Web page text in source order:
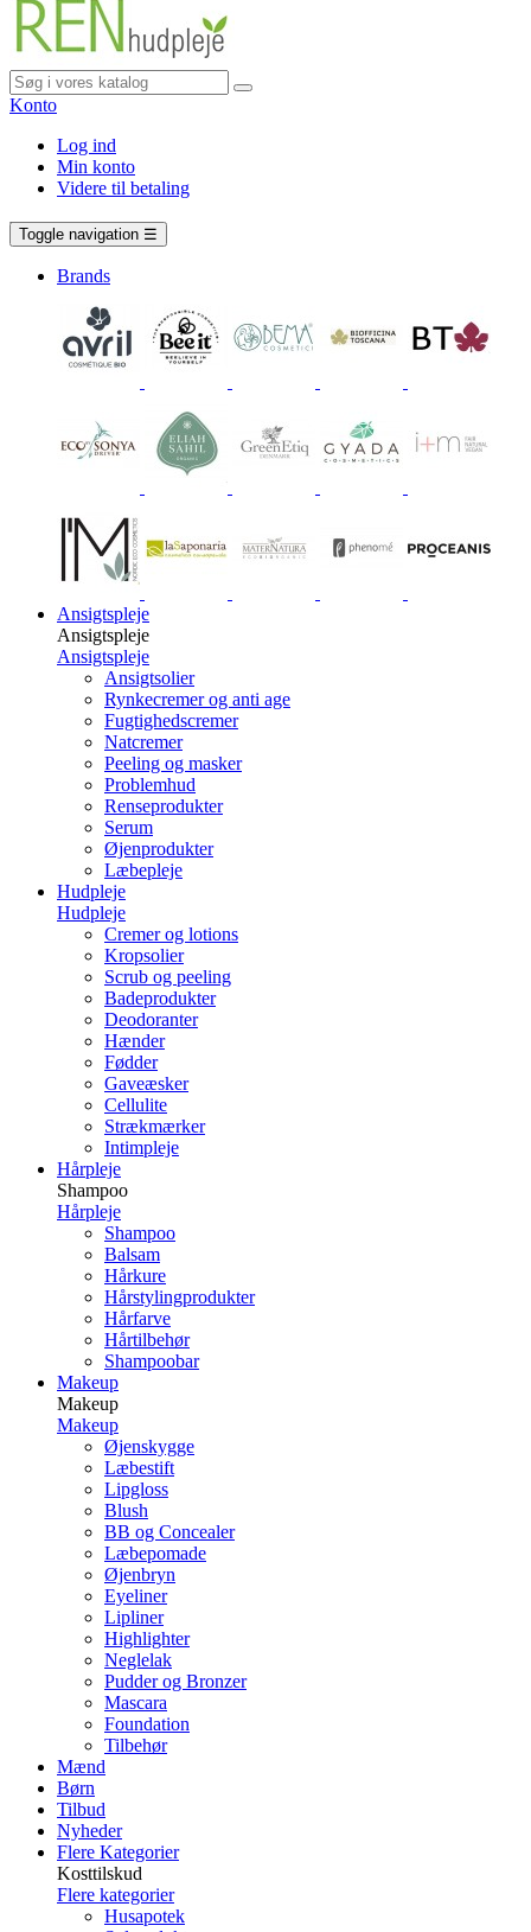
Konto
Log ind
Min konto
Videre til betaling
Vogn 0 vare
Toggle navigation ☰
Brands
Ansigtspleje
Ansigtspleje
Ansigtspleje
Ansigtsolier
Rynkecremer og anti age
Fugtighedscremer
Natcremer
Peeling og masker
Problemhud
Renseprodukter
Serum
Øjenprodukter
Læbepleje
Hudpleje
Hudpleje
Cremer og lotions
Kropsolier
Scrub og peeling
Badeprodukter
Deodoranter
Hænder
Fødder
Gaveæsker
Cellulite
Strækmærker
Intimpleje
Hårpleje
Shampoo
Hårpleje
Shampoo
Balsam
Hårkure
Hårstylingprodukter
Hårfarve
Hårtilbehør
Shampoobar
Makeup
Makeup
Makeup
Øjenskygge
Læbestift
Lipgloss
Blush
BB og Concealer
Læbepomade
Øjenbryn
Eyeliner
Lipliner
Highlighter
Neglelak
Pudder og Bronzer
Mascara
Foundation
Tilbehør
Mænd
Børn
Tilbud
Nyheder
Flere Kategorier
Kosttilskud
Flere kategorier
Husapotek